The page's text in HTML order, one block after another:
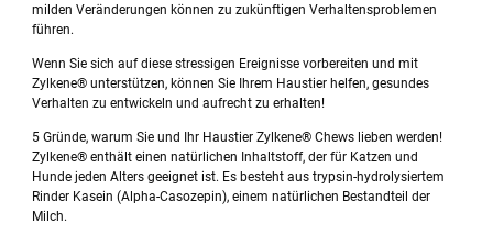
milden Veränderungen können zu zukünftigen Verhaltensproblemen
führen.
Wenn Sie sich auf diese stressigen Ereignisse vorbereiten und mit
Zylkene® unterstützen, können Sie Ihrem Haustier helfen, gesundes
Verhalten zu entwickeln und aufrecht zu erhalten!
5 Gründe, warum Sie und Ihr Haustier Zylkene® Chews lieben werden!
Zylkene® enthält einen natürlichen Inhaltstoff, der für Katzen und
Hunde jeden Alters geeignet ist. Es besteht aus trypsin-hydrolysiertem
Rinder Kasein (Alpha-Casozepin), einem natürlichen Bestandteil der
Milch.